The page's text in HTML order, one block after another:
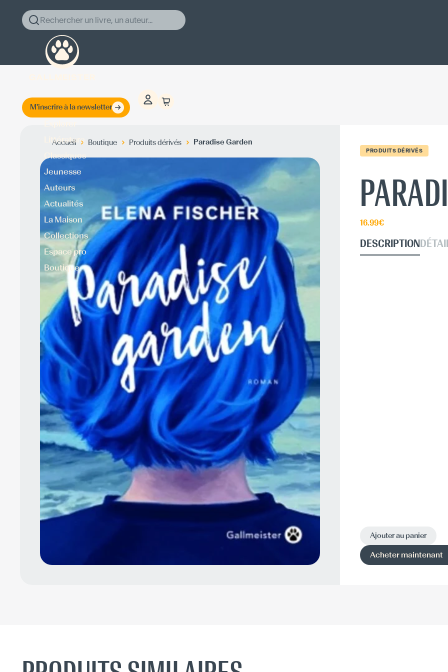
Rechercher un livre, un auteur...
M'inscrire à la newsletter
Littérature
Classiques
Jeunesse
Auteurs
Actualités
La Maison
Collections
Espace pro
Boutique
Accueil Boutique Produits dérivés Paradise Garden
PRODUITS DÉRIVÉS
16.99€
DESCRIPTION
Ajouter au panier
Acheter maintenant